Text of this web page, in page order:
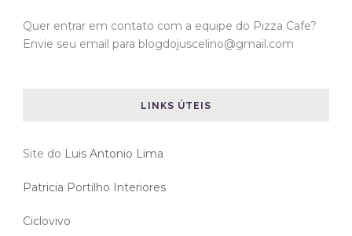
Quer entrar em contato com a equipe do Pizza Cafe?
Envie seu email para blogdojuscelino@gmail.com
LINKS ÚTEIS
Site do Luis Antonio Lima
Patricia Portilho Interiores
Ciclovivo